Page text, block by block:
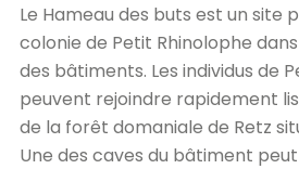
Le Hameau des buts est un site
colonie de Petit Rhinolophe
des bâtiments. Les individus de
peuvent rejoindre rapidement
de la forêt domaniale de Retz
Une des caves du bâtiment